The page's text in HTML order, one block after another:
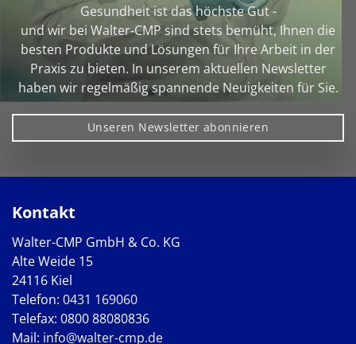
Gesundheit ist das höchste Gut -
und wir bei Walter‑CMP sind stets bemüht, Ihnen die
besten Produkte und Lösungen für Ihre Arbeit in der
Praxis zu bieten. In unserem aktuellen Newsletter
haben wir regelmäßig spannende Neuigkeiten für Sie.
Unseren Newsletter abonnieren
Kontakt
Walter-CMP GmbH & Co. KG
Alte Weide 15
24116 Kiel
Telefon: 0431 169060
Telefax: 0800 88080836
Mail: info@walter-cmp.de